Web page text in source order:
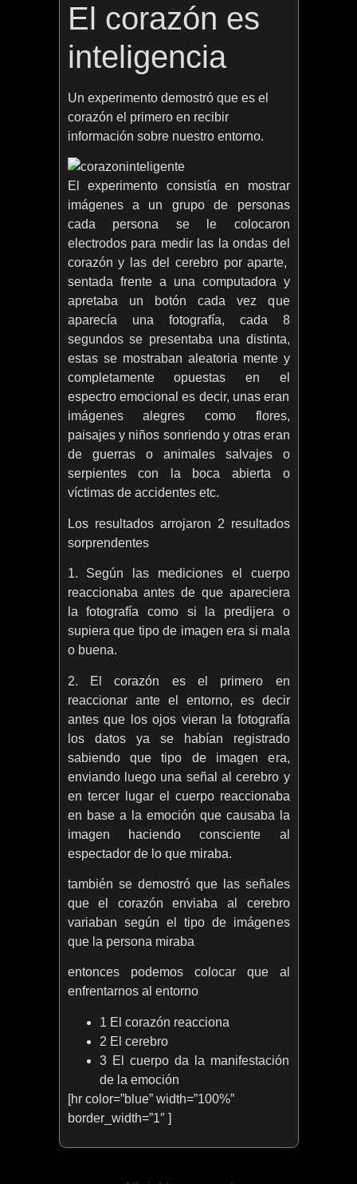
El corazón es
inteligencia
Un experimento demostró que es el
corazón el primero en recibir
información sobre nuestro entorno.
El experimento consistía en mostrar
imágenes a un grupo de personas
cada persona se le colocaron
electrodos para medir las la ondas del
corazón y las del cerebro por aparte,
sentada frente a una computadora y
apretaba un botón cada vez que
aparecía una fotografía, cada 8
segundos se presentaba una distinta,
estas se mostraban aleatoria mente y
completamente opuestas en el
espectro emocional es decir, unas eran
imágenes alegres como flores,
paisajes y niños sonriendo y otras eran
de guerras o animales salvajes o
serpientes con la boca abierta o
víctimas de accidentes etc.
Los resultados arrojaron 2 resultados
sorprendentes
1. Según las mediciones el cuerpo
reaccionaba antes de que apareciera
la fotografía como si la predijera o
supiera que tipo de imagen era si mala
o buena.
2. El corazón es el primero en
reaccionar ante el entorno, es decir
antes que los ojos vieran la fotografía
los datos ya se habían registrado
sabiendo que tipo de imagen era,
enviando luego una señal al cerebro y
en tercer lugar el cuerpo reaccionaba
en base a la emoción que causaba la
imagen haciendo consciente al
espectador de lo que miraba.
también se demostró que las señales
que el corazón enviaba al cerebro
variaban según el tipo de imágenes
que la persona miraba
entonces podemos colocar que al
enfrentarnos al entorno
1 El corazón reacciona
2 El cerebro
3 El cuerpo da la manifestación
de la emoción
[hr color=”blue” width=”100%”
border_width=”1″ ]